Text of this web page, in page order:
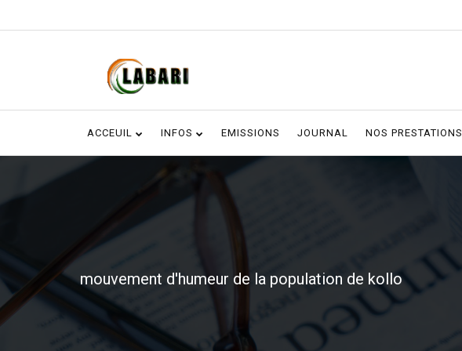
ACCEUIL INFOS EMISSIONS JOURNAL NOS PRESTATIONS
mouvement d'humeur de la population de kollo